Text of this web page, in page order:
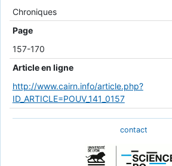
Chroniques
Page
157-170
Article en ligne
http://www.cairn.info/article.php?
ID_ARTICLE=POUV_141_0157
contact